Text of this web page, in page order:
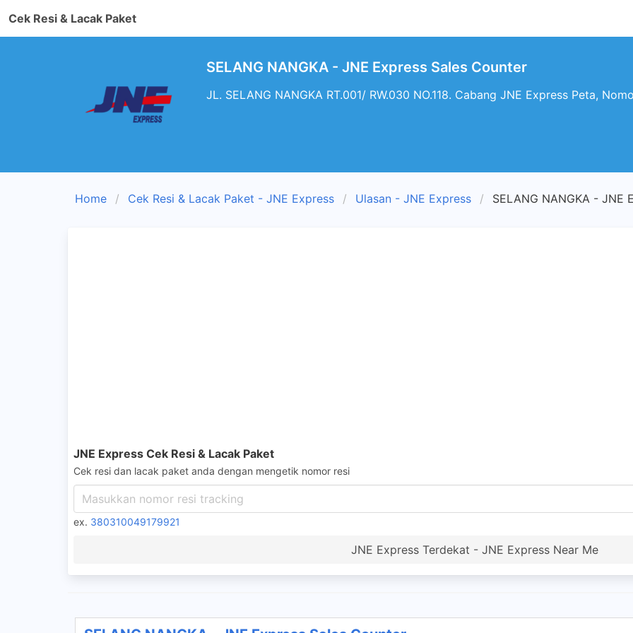
Cek Resi & Lacak Paket
SELANG NANGKA - JNE Express Sales Counter
JL. SELANG NANGKA RT.001/ RW.030 NO.118. Cabang JNE Express Peta,
Home Cek Resi & Lacak Paket - JNE Express Ulasan - JNE Express SELANG NANGKA - JNE
JNE Express Cek Resi & Lacak Paket
Cek resi dan lacak paket anda dengan mengetik nomor resi
ex. 380310049179921
JNE Express Terdekat - JNE Express Near Me